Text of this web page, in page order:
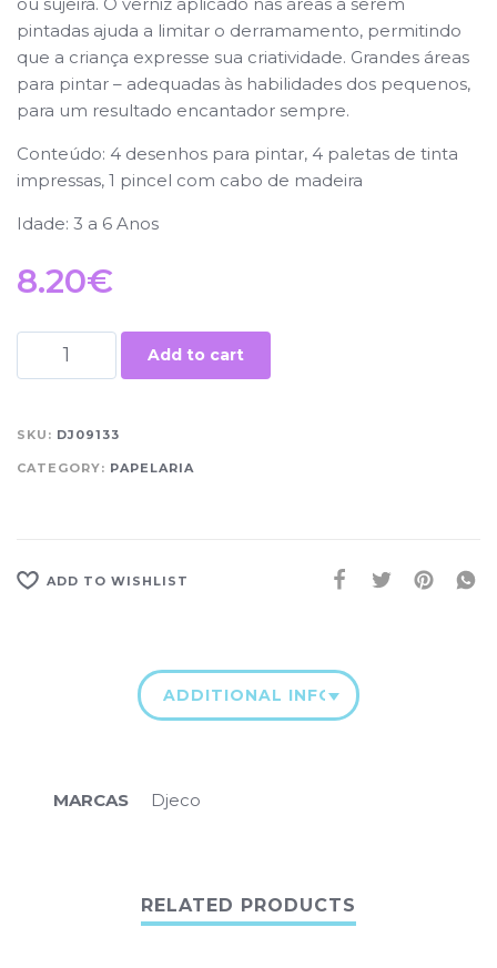
pintadas ajuda a limitar o derramamento, permitindo
que a criança expresse sua criatividade. Grandes áreas
para pintar – adequadas às habilidades dos pequenos,
para um resultado encantador sempre.
Conteúdo: 4 desenhos para pintar, 4 paletas de tinta
impressas, 1 pincel com cabo de madeira
Idade: 3 a 6 Anos
8.20€
Add to cart
SKU: DJ09133
CATEGORY: PAPELARIA
ADD TO WISHLIST
ADDITIONAL INFORMATION
MARCAS Djeco
RELATED PRODUCTS